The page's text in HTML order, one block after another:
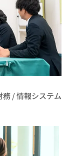
/ 情報システム